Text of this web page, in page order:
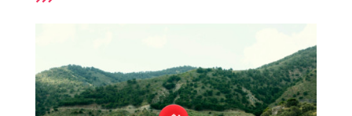
zarówno na wartość nieruchomości, jak i na czas
częściej zwracają uwagę na to, jak budynek został
wykonany, jakie ma instalacje oraz jakie generuje
koszty eksploatacji. W artykule analizujemy, jak
wzrost cen energii oddziałuje na rynek, oraz czy